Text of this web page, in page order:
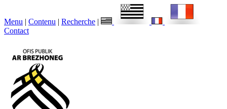
Menu | Contenu | Recherche |
Contact